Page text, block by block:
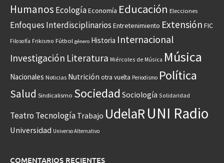
Humanos EcologíaEconomía Educación Elecciones
Enfoques Interdisciplinarios Entretenimiento Extensión FIC
Filosofía Frikismo Fútbol género Historia Internacional
Investigación Literatura Miércoles de Música Música
Nacionales Noticias Nutrición otra vuelta Periodismo Política
Salud Sindicalismo Sociedad Sociología Solidaridad
Teatro Tecnología Trabajo UdelaRUNI Radio
Universidad Universo Alternativo
COMENTARIOS RECIENTES